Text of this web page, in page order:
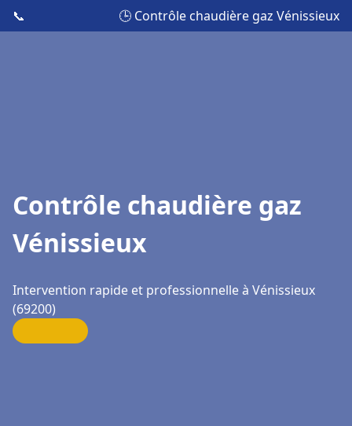
📞 🕒 Contrôle chaudière gaz Vénissieux
Contrôle chaudière gaz
Vénissieux
Intervention rapide et professionnelle à Vénissieux
(69200)